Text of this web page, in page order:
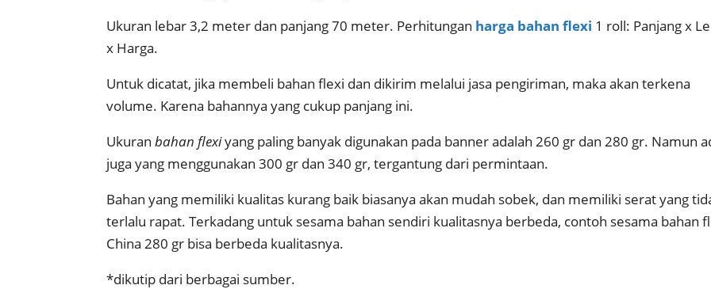
Ukuran lebar 3,2 meter dan panjang 70 meter. Perhitungan harga bahan flexi 1 roll: Panjang x
x Harga.
Untuk dicatat, jika membeli bahan flexi dan dikirim melalui jasa pengiriman, maka akan terkena
volume. Karena bahannya yang cukup panjang ini.
Ukuranbahan flexiyang paling banyak digunakan pada banner adalah 260 gr dan 280 gr. Namun
juga yang menggunakan 300 gr dan 340 gr, tergantung dari permintaan.
Bahan yang memiliki kualitas kurang baik biasanya akan mudah sobek, dan memiliki serat yang
terlalu rapat. Terkadang untuk sesama bahan sendiri kualitasnya berbeda, contoh sesama bahan
China 280 gr bisa berbeda kualitasnya.
*dikutip dari berbagai sumber.